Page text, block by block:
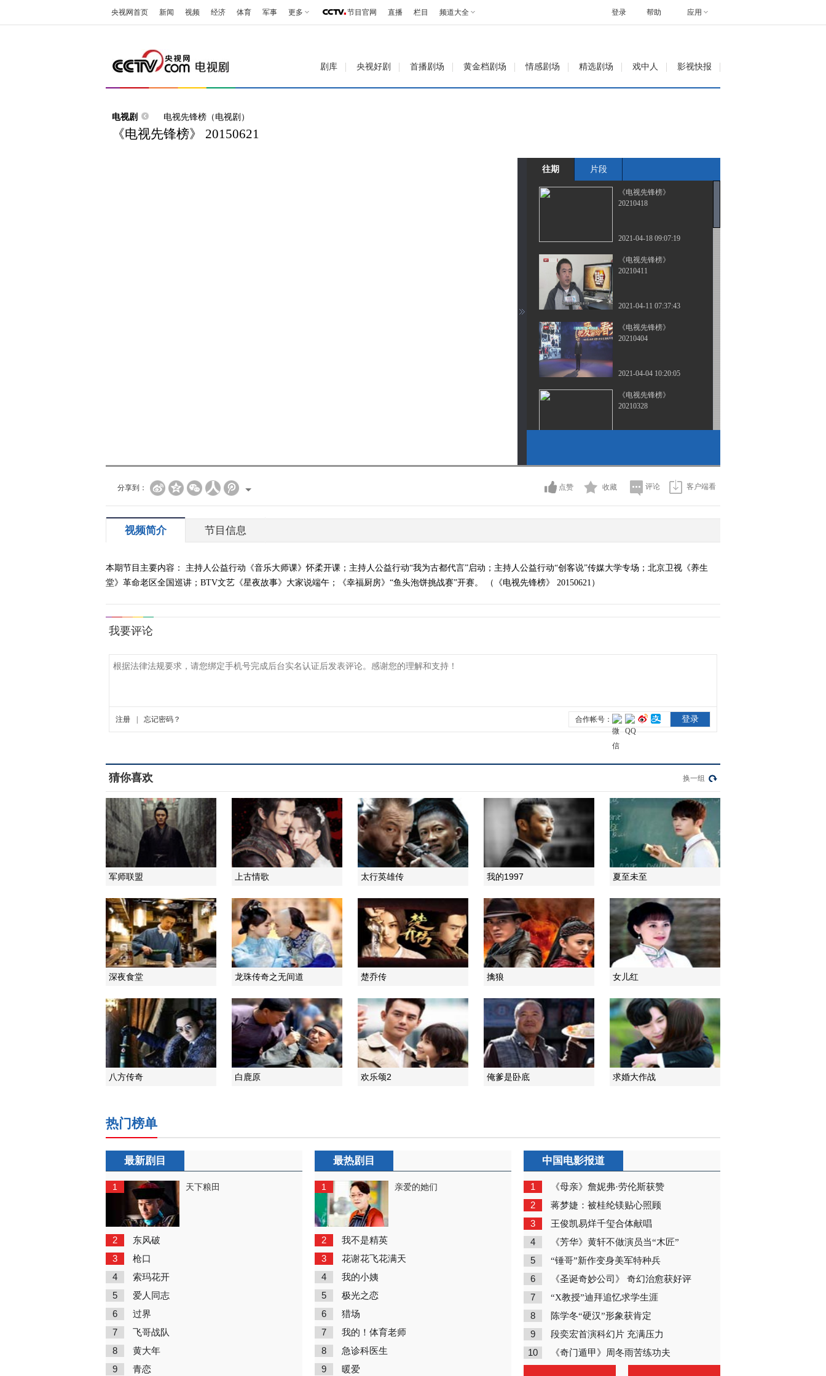
央视网首页 新闻 视频 经济 体育 军事 更多 节目官网 直播 栏目 频道大全 帮助 应用
登录
剧库 央视好剧 首播剧场 黄金档剧场 情感剧场 精选剧场 戏中人 影视快报
电视剧 电视先锋榜（电视剧）
《电视先锋榜》 20150621
往期 片段
《电视先锋榜》
20210418
2021-04-18 09:07:19
《电视先锋榜》
20210411
2021-04-11 07:37:43
《电视先锋榜》
20210404
2021-04-04 10:20:05
《电视先锋榜》
20210328
2021-03-21 09:20:52
20210307
2021-02-07 10:13:12
《电视先锋榜》
20210131
《电视先锋榜》
20210124
2021-01-24 08:49:59
《电视先锋榜》
20210117
2021-01-17 09:50:22
《电视先锋榜》
20210103
2021-01-03 09:17:09
《电视先锋榜》
20201227
2020-12-27 10:03:32
《电视先锋榜》
20201220
《电视先锋榜》
20201213
2020-12-13 10:06:18
《电视先锋榜》
20201129
《电视先锋榜》
20201122
2020-11-22 09:47:29
《电视先锋榜》
20201115
分享到： 点赞 收藏 评论 客户端看
视频简介 节目信息
本期节目主要内容： 主持人公益行动《音乐大师课》怀柔开课；主持人公益行动“我为古都代言”启动；主持人公益行动“创客说”传媒大学专场；北京卫视《养生
堂》革命老区全国巡讲；BTV文艺《星夜故事》大家说端午；《幸福厨房》“鱼头泡饼挑战赛”开赛。 （《电视先锋榜》 20150621）
猜你喜欢 换一组
军师联盟 上古情歌 太行英雄传 我的1997 夏至未至
深夜食堂 龙珠传奇之无间道 楚乔传 擒狼 女儿红
八方传奇 白鹿原 欢乐颂2 俺爹是卧底 求婚大作战
热门榜单
最新剧目
1 天下粮田
2 东风破
3 枪口
4 索玛花开
5 爱人同志
6 过界
7 飞哥战队
8 黄大年
9 青恋
最热剧目
1 亲爱的她们
2 我不是精英
3 花谢花飞花满天
4 我的小姨
5 极光之恋
6 猎场
7 我的！体育老师
8 急诊科医生
9 暖爱
中国电影报道
1 《母亲》詹妮弗·劳伦斯获赞
2 蒋梦婕：被桂纶镁贴心照顾
3 王俊凯易烊千玺合体献唱
4 《芳华》黄轩不做演员当“木匠”
5 “锤哥”新作变身美军特种兵
6 《圣诞奇妙公司》 奇幻治愈获好评
7 “X教授”迪拜追忆求学生涯
8 陈学冬“硬汉”形象获肯定
9 段奕宏首演科幻片 充满压力
10 《奇门遁甲》周冬雨苦练功夫